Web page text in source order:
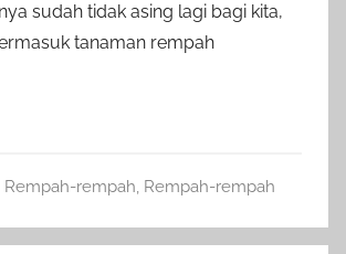
sudah tidak asing lagi bagi kita,
tanaman rempah
Rempah-rempah Rempah-rempah